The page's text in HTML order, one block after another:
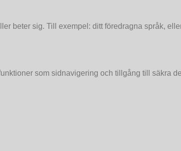
beter sig. Till exempel: ditt föredragna språk,
som sidnavigering och tillgång till säkra